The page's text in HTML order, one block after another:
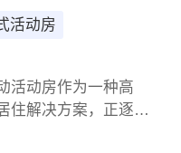
活动房
活动房作为一种高
住解决方案，正逐渐
场的临时宿舍到灾后